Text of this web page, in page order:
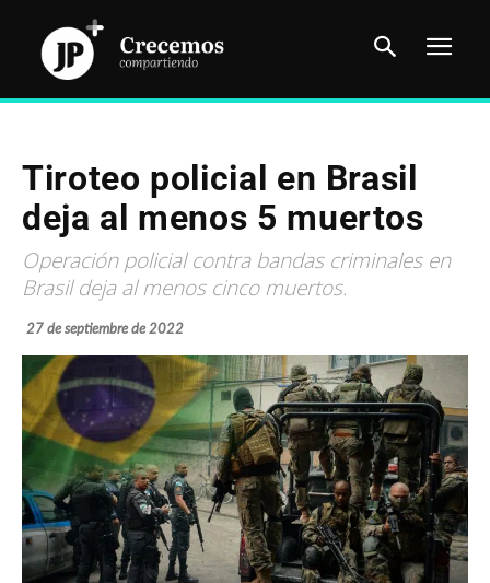
Tiroteo policial en Brasil
deja al menos 5 muertos
Operación policial contra bandas criminales en
Brasil deja al menos cinco muertos.
27 de septiembre de 2022